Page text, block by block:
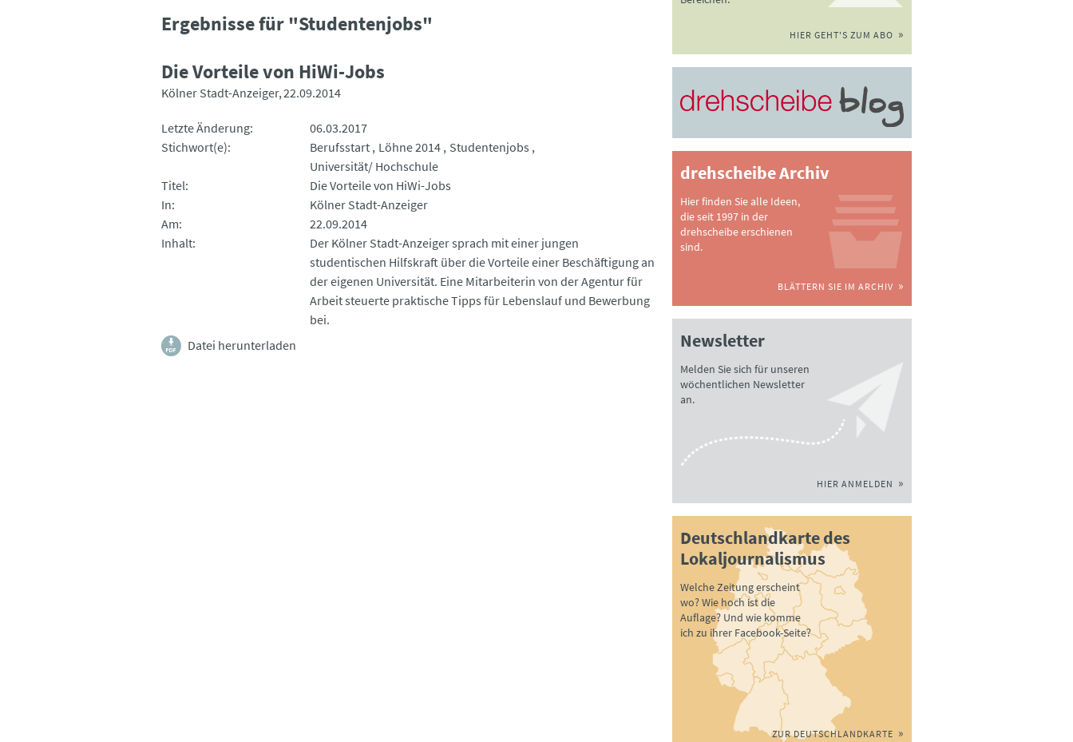
Ergebnisse für "Studentenjobs"
Die Vorteile von HiWi-Jobs
Kölner Stadt-Anzeiger 22.09.2014
Letzte Änderung
06.03.2017
Stichwort(e)
Berufsstart Löhne 2014
Studentenjobs
Universität/ Hochschule
Titel
Die Vorteile von HiWi-Jobs
In
Kölner Stadt-Anzeiger
Am
22.09.2014
Inhalt
Der Kölner Stadt-Anzeiger sprach mit einer jungen
studentischen Hilfskraft über die Vorteile einer Beschäftigung an
der eigenen Universität. Eine Mitarbeiterin von der Agentur für
Arbeit steuerte praktische Tipps für Lebenslauf und Bewerbung
bei.
Datei herunterladen
HIER GEHT'S ZUM ABO
drehscheibe Archiv
Hier finden Sie alle Ideen,
die seit 1997 in der
drehscheibe erschienen
sind.
BLÄTTERN SIE IM ARCHIV
Newsletter
Melden Sie sich für unseren
wöchentlichen Newsletter
an.
HIER ANMELDEN
Deutschlandkarte des
Lokaljournalismus
Welche Zeitung erscheint
wo? Wie hoch ist die
Auflage? Und wie komme
ich zu ihrer Facebook-Seite?
ZUR DEUTSCHLANDKARTE